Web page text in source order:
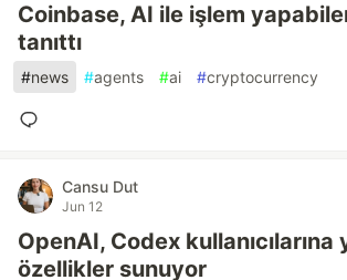
Coinbase, AI ile işlem
tanıttı
#news #agents #ai #cryptocurrency
Cansu Dut
Jun 12
OpenAI, Codex kullanıcılarına
özellikler sunuyor